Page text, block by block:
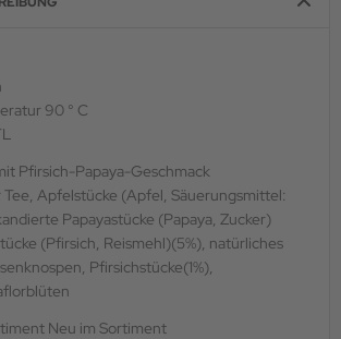
90 ° C
Pfirsich-Papaya-Geschmack
Tee, Apfelstücke (Apfel, Säuerungsmittel:
Papayastücke (Papaya, Zucker)
(Pfirsich, Reismehl)(5%), natürliches
Pfirsichstücke(1%),
Neu im Sortiment